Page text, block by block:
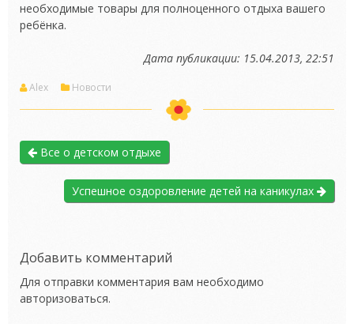
необходимые товары для полноценного отдыха вашего
ребёнка.
Дата публикации: 15.04.2013, 22:51
Alex Новости
Все о детском отдыхе
Успешное оздоровление детей на каникулах
Добавить комментарий
Для отправки комментария вам необходимо
авторизоваться.